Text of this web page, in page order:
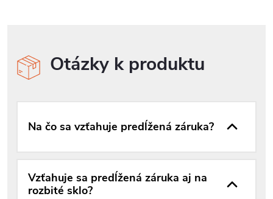
Otázky k produktu
Na čo sa vzťahuje predĺžená záruka?
Vzťahuje sa predĺžená záruka aj na
rozbité sklo?